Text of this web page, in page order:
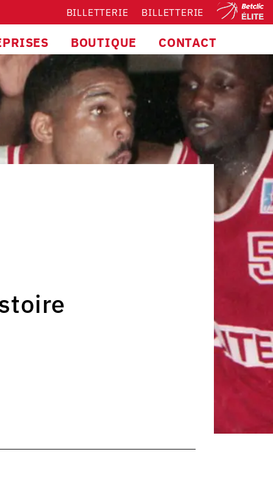
BILLETTERIE BILLETTERIE
BOUTIQUE CONTACT